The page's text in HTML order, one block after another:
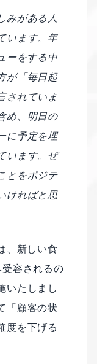
みがある人
います。年
ーをする中
が「毎日起
されていま
め、明日の
に予定を埋
います。ぜ
とをポジテ
ければと思
、新しい食
容されるの
いたしまし
「顧客の状
度を下げる